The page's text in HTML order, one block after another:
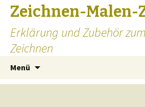
Zeichnen-Malen-
Erklärung und Zubehör
Zeichnen
Menü
springen